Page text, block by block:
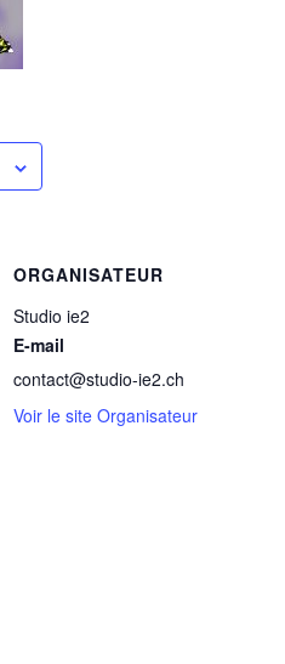
ORGANISATEUR
Studio ie2
E-mail
contact@studio-ie2.ch
Voir le site Organisateur